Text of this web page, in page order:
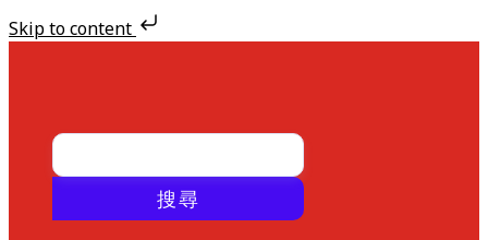
Skip to content
搜尋